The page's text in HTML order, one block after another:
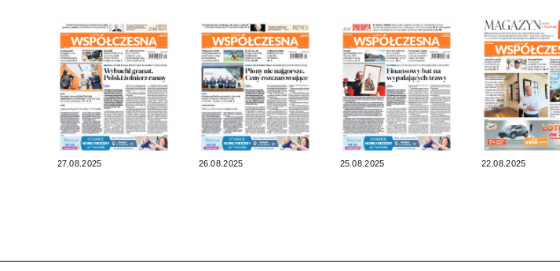
27.08.2025 26.08.2025 25.08.2025 22.08.2025